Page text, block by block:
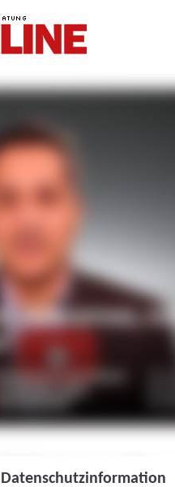
Datenschutzinformation